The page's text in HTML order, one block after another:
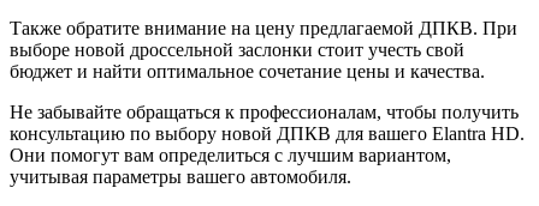
Также обратите внимание на цену предлагаемой ДПКВ. При
выборе новой дроссельной заслонки стоит учесть свой
бюджет и найти оптимальное сочетание цены и качества.
Не забывайте обращаться к профессионалам, чтобы получить
консультацию по выбору новой ДПКВ для вашего Elantra HD.
Они помогут вам определиться с лучшим вариантом,
учитывая параметры вашего автомобиля.